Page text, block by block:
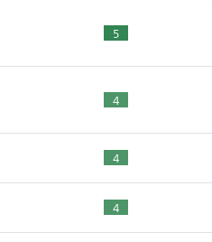
5
4
4
4